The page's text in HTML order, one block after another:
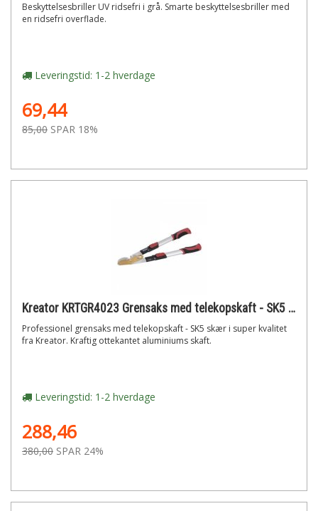
Beskyttelsesbriller UV ridsefri i grå. Smarte beskyttelsesbriller med
en ridsefri overflade.
Leveringstid: 1-2 hverdage
69,44
85,00 SPAR 18%
Kreator KRTGR4023 Grensaks med telekopskaft - SK5 skær
Professionel grensaks med telekopskaft - SK5 skær i super kvalitet
fra Kreator. Kraftig ottekantet aluminiums skaft.
Leveringstid: 1-2 hverdage
288,46
380,00 SPAR 24%